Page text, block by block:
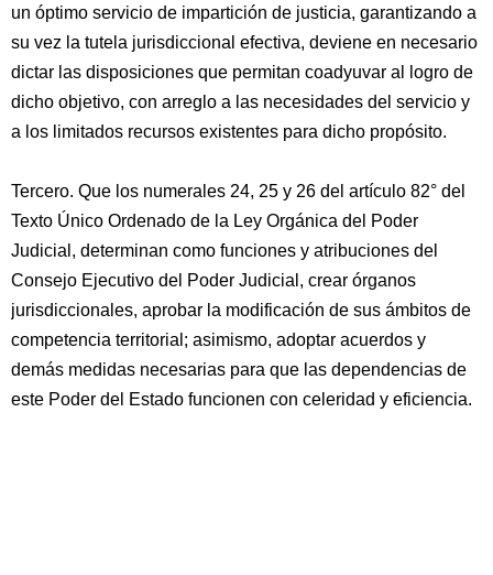
un óptimo servicio de impartición de justicia, garantizando a
su vez la tutela jurisdiccional efectiva, deviene en necesario
dictar las disposiciones que permitan coadyuvar al logro de
dicho objetivo, con arreglo a las necesidades del servicio y
a los limitados recursos existentes para dicho propósito.
Tercero. Que los numerales 24, 25 y 26 del artículo 82° del
Texto Único Ordenado de la Ley Orgánica del Poder
Judicial, determinan como funciones y atribuciones del
Consejo Ejecutivo del Poder Judicial, crear órganos
jurisdiccionales, aprobar la modificación de sus ámbitos de
competencia territorial; asimismo, adoptar acuerdos y
demás medidas necesarias para que las dependencias de
este Poder del Estado funcionen con celeridad y eficiencia.